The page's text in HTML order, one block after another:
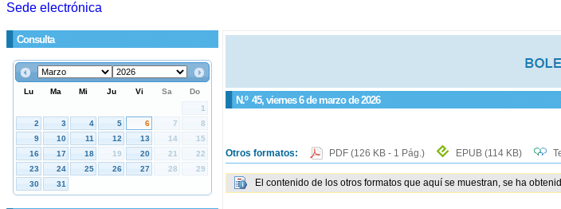
Sede electrónica
Consulta
N.º 45, viernes 6 de marzo de 2026
Otros formatos: PDF (126 KB - 1 Pág.) EPUB (114 KB)
El contenido de los otros formatos que aquí se muestran, se ha